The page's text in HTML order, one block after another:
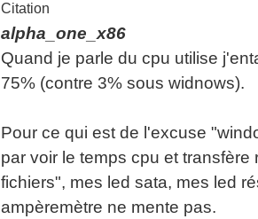
Citation
alpha_one_x86
Quand je parle du cpu utilise
75% (contre 3% sous widnows).
Pour ce qui est de l'excuse
par voir le temps cpu et transfère
fichiers", mes led sata, mes led
ampèremètre ne mente pas.